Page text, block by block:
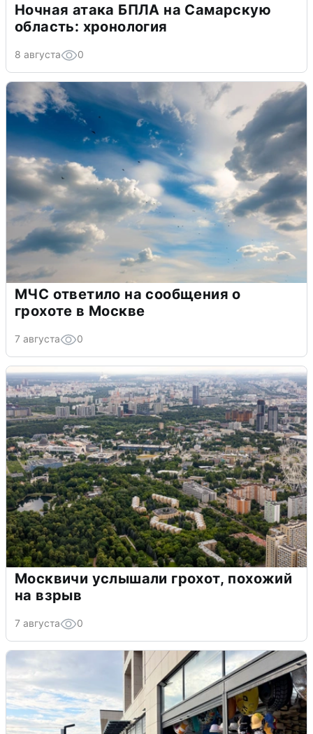
Ночная атака БПЛА на Самарскую
область: хронология
8 августа 0
МЧС ответило на сообщения о
грохоте в Москве
7 августа 0
Москвичи услышали грохот, похожий
на взрыв
7 августа 0